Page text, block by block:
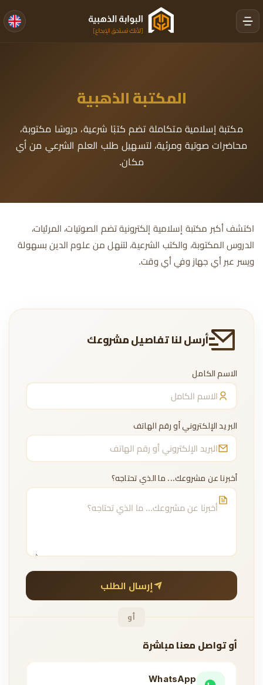
المكتبة الذهبية
مكتبة إسلامية متكاملة تضم كتبًا شرعية، دروسًا مكتوبة،
محاضرات صوتية ومرئية، لتسهيل طلب العلم الشرعي من أي
مكان.
اكتشف أكبر مكتبة إسلامية إلكترونية تضم الصوتيات، المرئيات،
الدروس المكتوبة، والكتب الشرعية، لتنهل من علوم الدين بسهولة
ويسر عبر أي جهاز وفي أي وقت.
أرسل لنا تفاصيل مشروعك
الاسم الكامل
البريد الإلكتروني أو رقم الهاتف
أخبرنا عن مشروعك... ما الذي تحتاجه؟
إرسال الطلب
أو
أو تواصل معنا مباشرة
WhatsApp